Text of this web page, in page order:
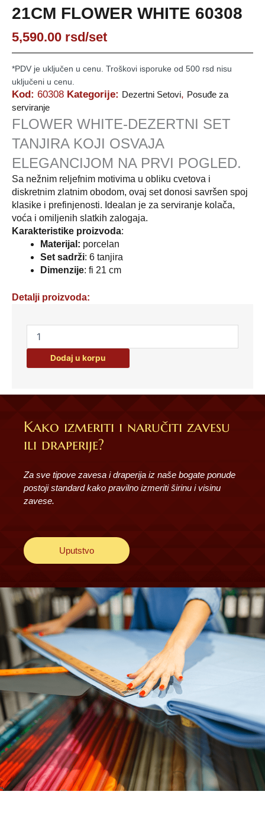
21CM FLOWER WHITE 60308
5,590.00 rsd/set
*PDV je uključen u cenu. Troškovi isporuke od 500 rsd nisu
uključeni u cenu.
Kod: 60308 Kategorije: Dezertni Setovi, Posuđe za
serviranje
FLOWER WHITE-DEZERTNI SET
TANJIRA KOJI OSVAJA
ELEGANCIJOM NA PRVI POGLED.
Sa nežnim reljefnim motivima u obliku cvetova i
diskretnim zlatnim obodom, ovaj set donosi savršen spoj
klasike i prefinjenosti. Idealan je za serviranje kolača,
voća i omiljenih slatkih zalogaja.
Karakteristike proizvoda:
Materijal: porcelan
Set sadrži: 6 tanjira
Dimenzije: fi 21 cm
Detalji proizvoda:
DEZERTNI
6
količina
Dodaj u korpu
Kako izmeriti i naručiti zavesu
ili draperije?
Za sve tipove zavesa i draperija iz naše bogate ponude
postoji standard kako pravilno izmeriti širinu i visinu
zavese.
Uputstvo